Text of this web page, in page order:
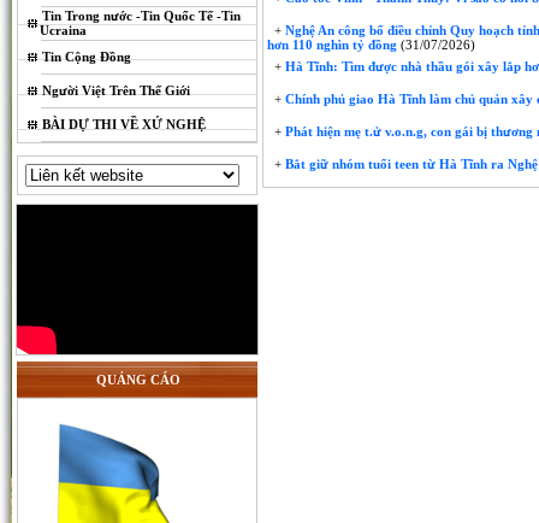
Tin Trong nước -Tin Quốc Tế -Tin
Ucraina
Tin Cộng Đồng
Người Việt Trên Thế Giới
BÀI DỰ THI VỀ XỨ NGHỆ
QUẢNG CÁO
+ Nghệ An công bố điều chỉnh Quy hoạch
hơn 110 nghìn tỷ đồng (31/07/2026)
+ Hà Tĩnh: Tìm được nhà thầu gói xây lắp
+ Chính phủ giao Hà Tĩnh làm chủ quản xây
+ Phát hiện mẹ t.ử v.o.n.g, con gái bị
+ Bắt giữ nhóm tuổi teen từ Hà Tĩnh ra